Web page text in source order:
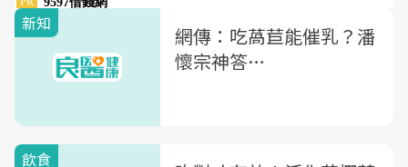
新知
網傳：吃萵苣能催乳？潘
懷宗神答…
飲食